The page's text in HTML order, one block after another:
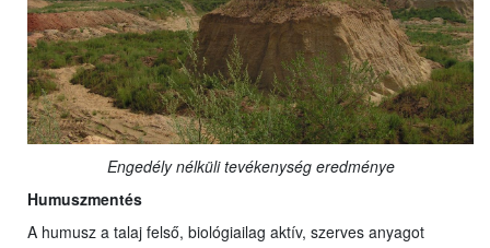
Engedély nélküli tevékenység eredménye
Humuszmentés
A humusz a talaj felső, biológiailag aktív, szerves anyagot